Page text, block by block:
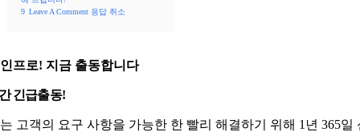
9 Leave A Comment 응답 취소
프로! 지금 출동합니다
긴급출동!
고객의 요구 사항을 가능한 한 빨리 해결하기 위해 1년 365일